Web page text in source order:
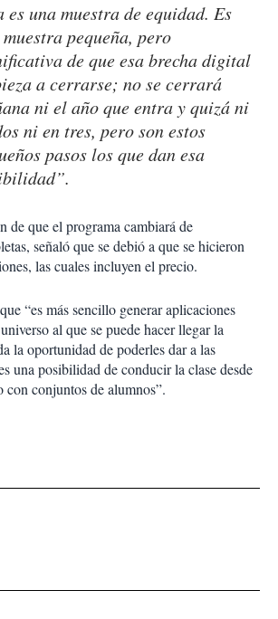
es una muestra de equidad. Es
pequeña, pero
de que esa brecha digital
a cerrarse; no se cerrará
ni el año que entra y quizá ni
ni en tres, pero son estos
pasos los que dan esa
de que el programa cambiará de
señaló que se debió a que se hicieron
las cuales incluyen el precio.
“es más sencillo generar aplicaciones
al que se puede hacer llegar la
la oportunidad de poderles dar a las
una posibilidad de conducir la clase desde
con conjuntos de alumnos”.